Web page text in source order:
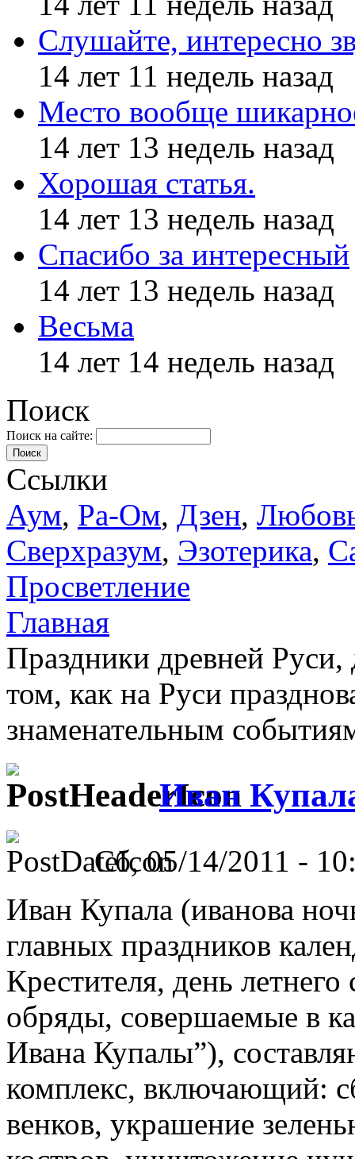
Слушайте, интересно
14 лет 11 недель назад
Место вообще
14 лет 13 недель назад
Хорошая статья.
14 лет 13 недель назад
Спасибо за интересный
14 лет 13 недель назад
Весьма
14 лет 14 недель назад
Поиск
Поиск на сайте:
Поиск
Ссылки
Аум, Ра-Ом, Дзен,
Сверхразум, Эзотерика,
Просветление
Главная
Праздники древней
том, как на Руси
знаменательным
Иван
Сб, 05/14/2011 -
Иван Купала (иванова
главных праздников
Крестителя, день
обряды, совершаемые в
Ивана Купалы”),
комплекс, включающий:
венков, украшение